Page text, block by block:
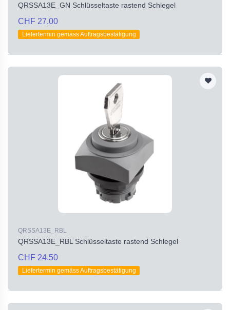
QRSSA13E_GN Schlüsseltaste rastend Schlegel
CHF 27.00
Liefertermin gemäss Auftragsbestätigung
QRSSA13E_RBL
QRSSA13E_RBL Schlüsseltaste rastend Schlegel
CHF 24.50
Liefertermin gemäss Auftragsbestätigung